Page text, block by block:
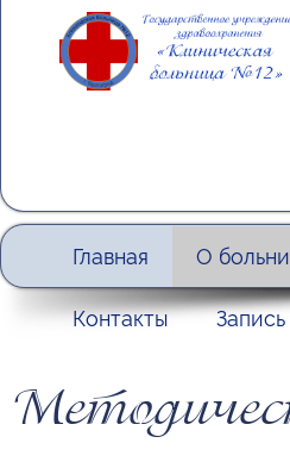
Главная О
Контакты